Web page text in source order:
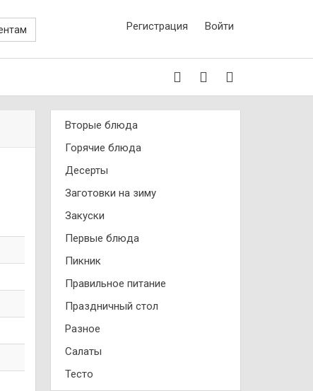
Регистрация Войти
Вторые блюда
Горячие блюда
Десерты
Заготовки на зиму
Закуски
Первые блюда
Пикник
Правильное питание
Праздничный стол
Разное
Салаты
Тесто